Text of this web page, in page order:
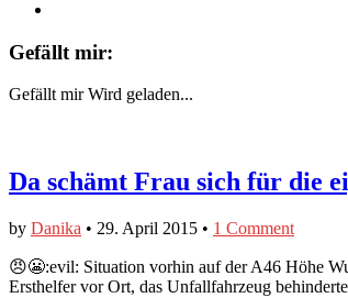
Gefällt mir:
Gefällt mir Wird geladen...
Da schämt Frau sich für die
by Danika • 29. April 2015 • 1 Comment
😠😬:evil: Situation vorhin auf der A46 Höhe
Ersthelfer vor Ort, das Unfallfahrzeug